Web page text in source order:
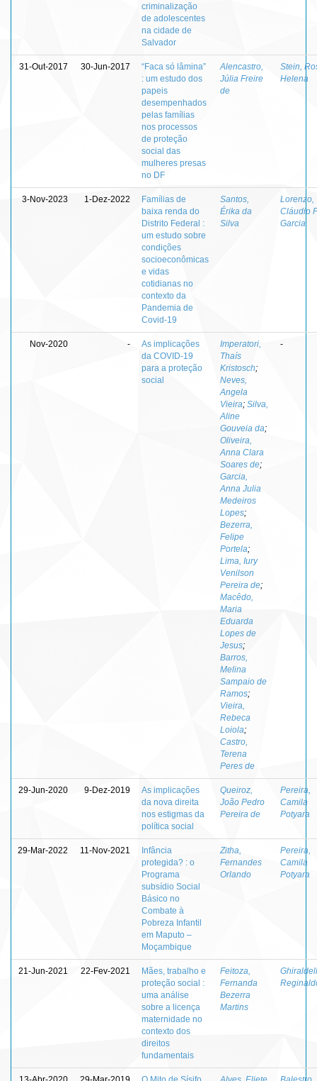
criminalização
de adolescentes
na cidade de
Salvador
31-Out-2017 30-Jun-2017
“Faca só lâmina”
: um estudo dos
papeis
desempenhados
pelas famílias
nos processos
de proteção
social das
mulheres presas
no DF
Alencastro,
Júlia Freire
de
Stein,
Helena
3-Nov-2023 1-Dez-2022
Famílias de
baixa renda do
Distrito Federal :
um estudo sobre
condições
socioeconômicas
e vidas
cotidianas no
contexto da
Pandemia de
Covid-19
Santos,
Érika da
Silva
Lorenzo,
Cláudio
Garcia
Nov-2020 -
As implicações
da COVID-19
para a proteção
social
Imperatori,
Thaís
Kristosch;
Neves,
Angela
Vieira; Silva,
Aline
Gouveia da;
Oliveira,
Anna Clara
Soares de;
Garcia,
Anna Julia
Medeiros
Lopes;
Bezerra,
Felipe
Portela;
Lima, Iury
Venilson
Pereira de;
Macêdo,
Maria
Eduarda
Lopes de
Jesus;
Barros,
Melina
Sampaio de
Ramos;
Vieira,
Rebeca
Loiola;
Castro,
Terena
Peres de
-
29-Jun-2020 9-Dez-2019
As implicações
da nova direita
nos estigmas da
política social
Queiroz,
João Pedro
Pereira de
Pereira,
Camila
Potyara
29-Mar-2022 11-Nov-2021
Infância
protegida? : o
Programa
subsídio Social
Básico no
Combate à
Pobreza Infantil
em Maputo –
Moçambique
Zitha,
Fernandes
Orlando
Pereira,
Camila
Potyara
21-Jun-2021 22-Fev-2021
Mães, trabalho e
proteção social :
uma análise
sobre a licença
maternidade no
contexto dos
direitos
fundamentais
Feitoza,
Fernanda
Bezerra
Martins